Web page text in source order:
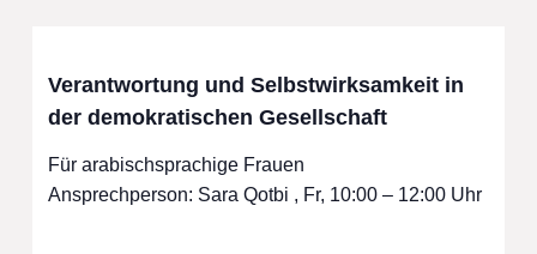
Verantwortung und Selbstwirksamkeit in
der demokratischen Gesellschaft
Für arabischsprachige Frauen
Ansprechperson: Sara Qotbi , Fr, 10:00 – 12:00 Uhr